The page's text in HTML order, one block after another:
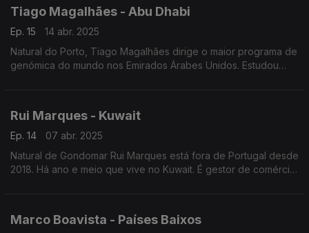
Tiago Magalhães - Abu Dhabi
Ep. 15
14 abr. 2025
Natural do Porto, Tiago Magalhães dirige o maior programa de
genómica do mundo nos Emirados Árabes Unidos. Estudou
Rui Marques - Kuwait
Ep. 14
07 abr. 2025
Natural de Gondomar Rui Marques está fora de Portugal desde
2018. Há ano e meio que vive no Kuwait. É gestor de comércio
Marco Boavista - Países Baixos